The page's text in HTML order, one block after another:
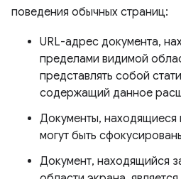
поведения обычных страниц:
URL-адрес документа,
пределами видимой
представлять собой
содержащий данное
Документы, находящиеся
могут быть
Документ, находящийся